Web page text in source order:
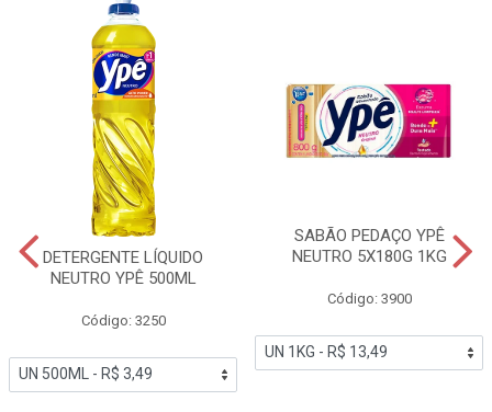
DETERGENTE LÍQUIDO
NEUTRO YPÊ 500ML
Código: 3250
SABÃO PEDAÇO YPÊ
NEUTRO 5X180G 1KG
Código: 3900